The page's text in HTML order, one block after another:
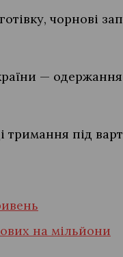
чорнові
— одержання
тримання під
на мільйони